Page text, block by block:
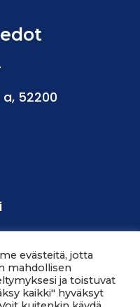
a, 52200
evästeitä, jotta
mahdollisen
ja toistuvat
kaikki" hyväksyt